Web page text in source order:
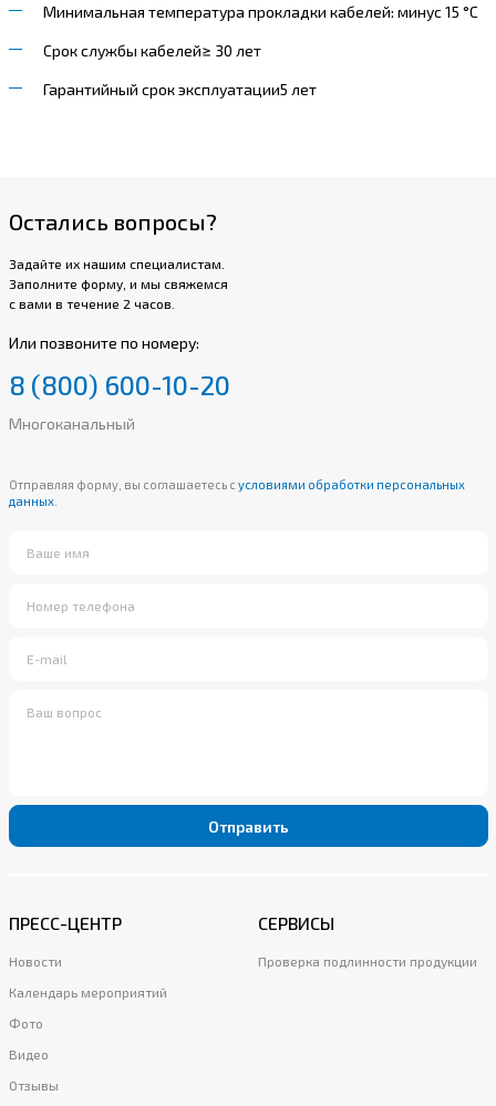
Минимальная температура прокладки кабелей: минус 15 °С
Срок службы кабелей≥ 30 лет
Гарантийный срок эксплуатации5 лет
Остались вопросы?
Задайте их нашим специалистам.
Заполните форму, и мы свяжемся
с вами в течение 2 часов.
Или позвоните по номеру:
8 (800) 600-10-20
Многоканальный
Отправляя форму, вы соглашаетесь с условиями обработки персональных
данных.
Отправить
ПРЕСС-ЦЕНТР
Новости
Календарь мероприятий
Фото
Видео
Отзывы
СЕРВИСЫ
Проверка подлинности продукции